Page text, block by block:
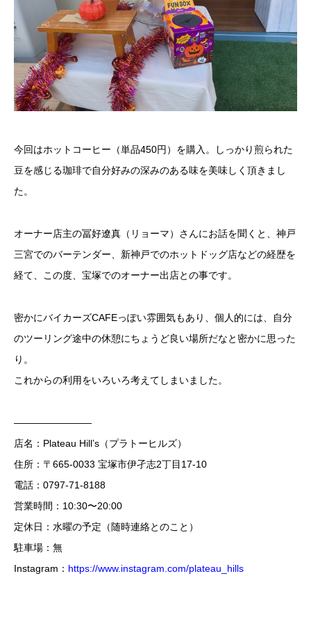
今回はホットコーヒー（単品450円）を購入。しっかり煎られた
豆を感じる珈琲で自分好みの深みのある味を美味しく頂きまし
た。
オーナー店主の冨好遼真（リョーマ）さんにお話を聞くと、神戸
三宮でのバーテンダー、新神戸でのホットドッグ店などの経歴を
経て、この度、宝塚でのオーナー出店との事です。
密かにバイカーズCAFEっぽい雰囲気もあり、個人的には、自分
のツーリング途中の休憩にちょうど良い場所だなと密かに思った
り。
これからの利用をいろいろ考えてしまいました。
————————
店名：Plateau Hill’s（プラトーヒルズ）
住所：〒665-0033 宝塚市伊孑志2丁目17-10
電話：0797-71-8188
営業時間：10:30〜20:00
定休日：水曜の予定（随時連絡とのこと）
駐車場：無
Instagram： https://www.instagram.com/plateau_hills